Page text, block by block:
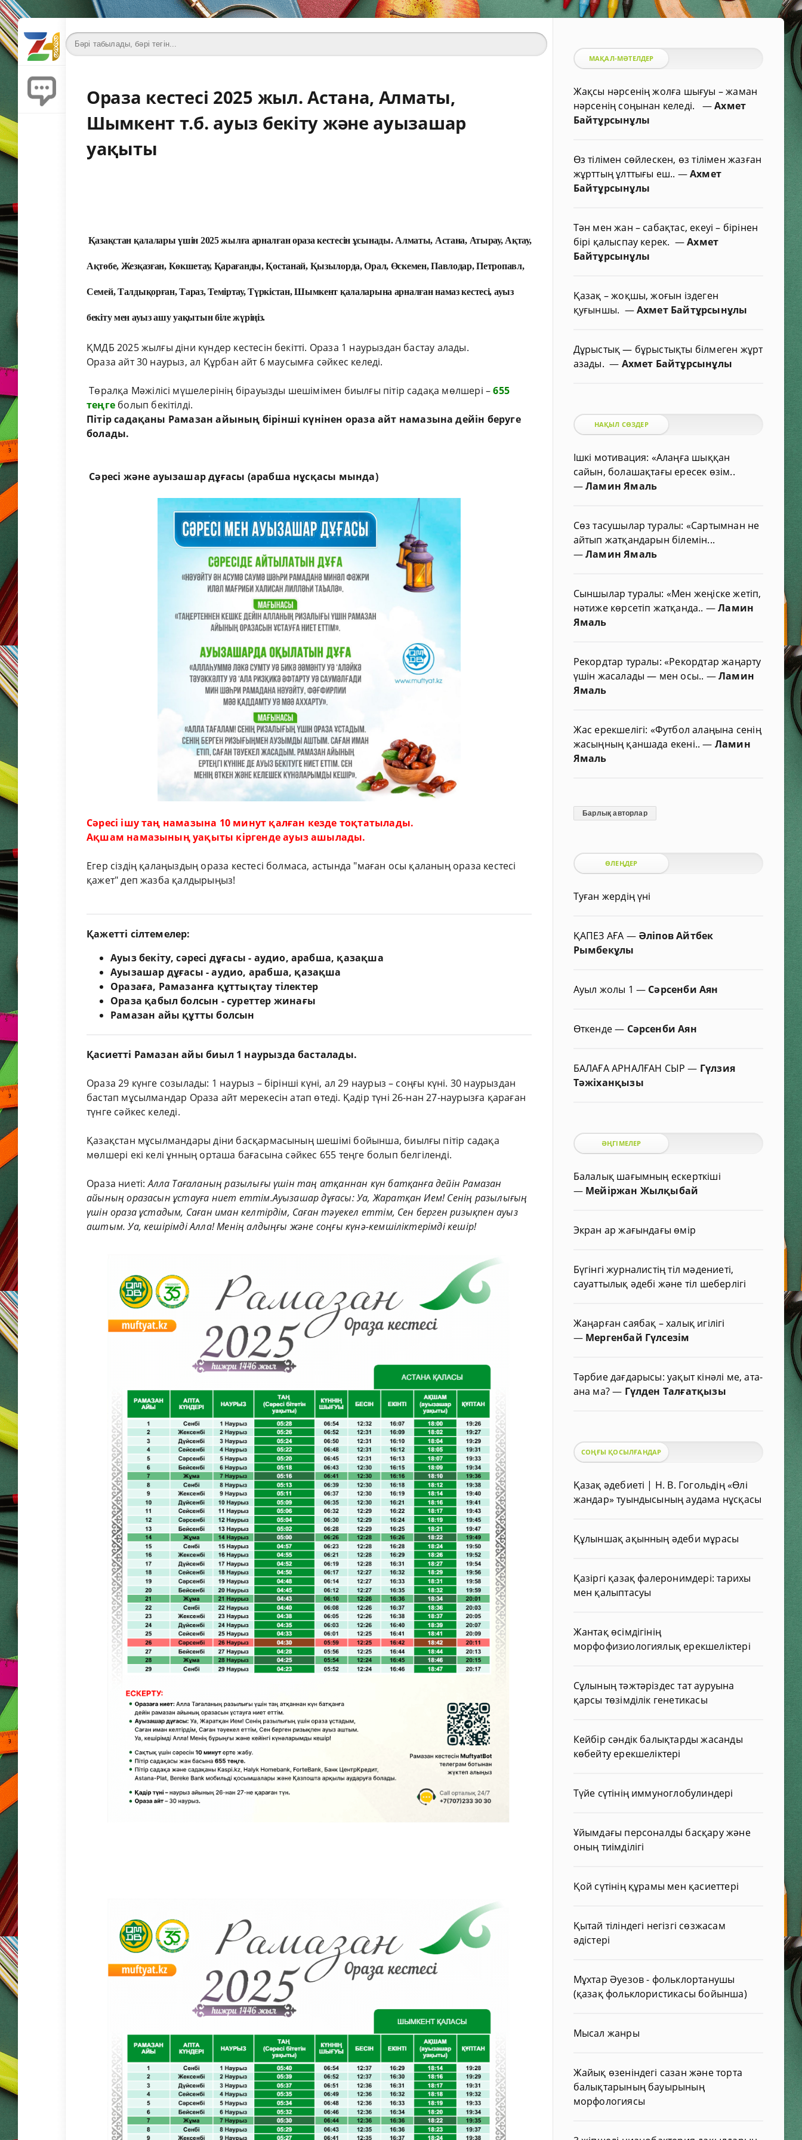
Ораза кестесі 2025 жыл. Астана, Алматы,
Шымкент т.б. ауыз бекіту және ауызашар
уақыты
Қазақстан қалалары үшін 2025 жылға арналған ораза кестесін ұсынады. Алматы, Астана, Атырау, Ақтау,
Ақтөбе, Жезқазған, Көкшетау, Қарағанды, Қостанай, Қызылорда, Орал, Өскемен, Павлодар, Петропавл,
Семей, Талдықорған, Тараз, Теміртау, Түркістан, Шымкент қалаларына арналған намаз кестесі, ауыз
бекіту мен ауыз ашу уақытын біле жүріңіз.
ҚМДБ 2025 жылғы діни күндер кестесін бекітті. Ораза 1 наурыздан бастау алады.
Ораза айт 30 наурыз, ал Құрбан айт 6 маусымға сәйкес келеді.
Төралқа Мәжілісі мүшелерінің бірауызды шешімімен биылғы пітір садақа мөлшері –655
теңгеболып бекітілді.
Пітір садақаны Рамазан айының бірінші күнінен ораза айт намазына дейін беруге
болады.
Сәресі және ауызашар дұғасы (арабша нұсқасы мында)
Сәресі ішу таң намазына 10 минут қалған кезде тоқтатылады.
Ақшам намазының уақыты кіргенде ауыз ашылады.
Егер сіздің қалаңыздың ораза кестесі болмаса, астында "маған осы қаланың ораза кестесі
қажет" деп жазба қалдырыңыз!
Қажетті сілтемелер:
Ауыз бекіту, сәресі дұғасы - аудио, арабша, қазақша
Ауызашар дұғасы - аудио, арабша, қазақша
Оразаға, Рамазанға құттықтау тілектер
Ораза қабыл болсын - суреттер жинағы
Рамазан айы құтты болсын
Қасиетті Рамазан айы биыл 1 наурызда басталады.
Ораза 29 күнге созылады: 1 наурыз – бірінші күні, ал 29 наурыз – соңғы күні. 30 наурыздан
бастап мұсылмандар Ораза айт мерекесін атап өтеді. Қадір түні 26-нан 27-наурызға қараған
түнге сәйкес келеді.
Қазақстан мұсылмандары діни басқармасының шешімі бойынша, биылғы пітір садақа
мөлшері екі келі ұнның орташа бағасына сәйкес 655 теңге болып белгіленді.
Ораза ниеті:Алла Тағаланың разылығы үшін таң атқаннан күн батқанға дейін Рамазан
айының оразасын ұстауға ниет еттім.Ауызашар дұғасы: Уа, Жаратқан Ием! Сенің разылығың
үшін ораза ұстадым, Саған иман келтірдім, Саған тәуекел еттім, Сен берген ризықпен ауыз
аштым. Уа, кешірімді Алла! Менің алдыңғы және соңғы күнә-кемшіліктерімді кешір!
МАҚАЛ-МӘТЕЛДЕР
Жақсы нәрсенің жолға шығуы – жаман
нәрсенің соңынан келеді. —Ахмет
Байтұрсынұлы
Өз тілімен сөйлескен, өз тілімен жазған
жұрттың ұлттығы еш.. —Ахмет
Байтұрсынұлы
Тән мен жан – сабақтас, екеуі – бірінен
бірі қалыспау керек. —Ахмет
Байтұрсынұлы
Қазақ – жоқшы, жоғын іздеген
қуғыншы. —Ахмет Байтұрсынұлы
Дұрыстық — бұрыстықты білмеген жұрт
азады.— Ахмет Байтұрсынұлы
НАҚЫЛ СӨЗДЕР
Ішкі мотивация: «Алаңға шыққан
сайын, болашақтағы ересек өзім..
—Ламин Ямаль
Сөз тасушылар туралы: «Сартымнан не
айтып жатқандарын білемін...
—Ламин Ямаль
Сыншылар туралы: «Мен жеңіске жетіп,
нәтиже көрсетіп жатқанда.. —Ламин
Ямаль
Рекордтар туралы: «Рекордтар жаңарту
үшін жасалады — мен осы.. —Ламин
Ямаль
Жас ерекшелігі: «Футбол алаңына сенің
жасыңның қаншада екені..— Ламин
Ямаль
Барлық авторлар
ӨЛЕҢДЕР
Туған жердің үні
ҚАПЕЗ АҒА — Әліпов Айтбек
Рымбекұлы
Ауыл жолы 1 — Сәрсенби Аян
Өткенде— Сәрсенби Аян
БАЛАҒА АРНАЛҒАН СЫР— Гүлзия
Тәжіханқызы
ӘҢГІМЕЛЕР
Балалық шағымның ескерткіші
— Мейіржан Жылқыбай
Экран ар жағындағы өмір
Бүгінгі журналистің тіл мәдениеті,
сауаттылық әдебі және тіл шеберлігі
Жаңарған саябақ – халық игілігі
— Мергенбай Гүлсезім
Тәрбие дағдарысы: уақыт кінәлі ме, ата-
ана ма?— Гүлден Талғатқызы
СОҢҒЫ ҚОСЫЛҒАНДАР
Қазақ әдебиеті | Н. В. Гогольдің «Өлі
жандар» туындысының аудама нұсқасы
Құлыншақ ақынның әдеби мұрасы
Қазіргі қазақ фалеронимдері: тарихы
мен қалыптасуы
Жантақ өсімдігінің
морфофизиологиялық ерекшеліктері
Сұлының тәжтәріздес тат ауруына
қарсы төзімділік генетикасы
Кейбір сәндік балықтарды жасанды
көбейту ерекшеліктері
Түйе сүтінің иммуноглобулиндері
Ұйымдағы персоналды басқару және
оның тиімділігі
Қой сүтінің құрамы мен қасиеттері
Қытай тіліндегі негізгі сөзжасам
әдістері
Мұхтар Әуезов - фольклортанушы
(қазақ фольклористикасы бойынша)
Мысал жанры
Жайық өзеніндегі сазан және торта
балықтарының бауырының
морфологиясы